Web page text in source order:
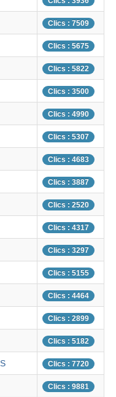
Clics : 7509
Clics : 5675
Clics : 5822
Clics : 3500
Clics : 4990
Clics : 5307
Clics : 4683
Clics : 3887
Clics : 2520
Clics : 4317
Clics : 3297
Clics : 5155
Clics : 4464
Clics : 2899
Clics : 5182
Clics : 7720
Clics : 9881